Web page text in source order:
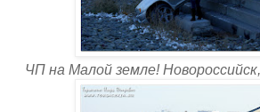
ЧП на Малой земле!